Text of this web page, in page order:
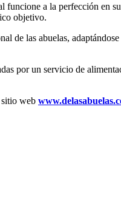
funcione a la perfección en
objetivo.
de las abuelas,
por un servicio de
sitio web